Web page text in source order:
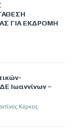
ΓΙΑ ΕΚΔΡΟΜΗ
Ιωαννίνων –
Κύρκος